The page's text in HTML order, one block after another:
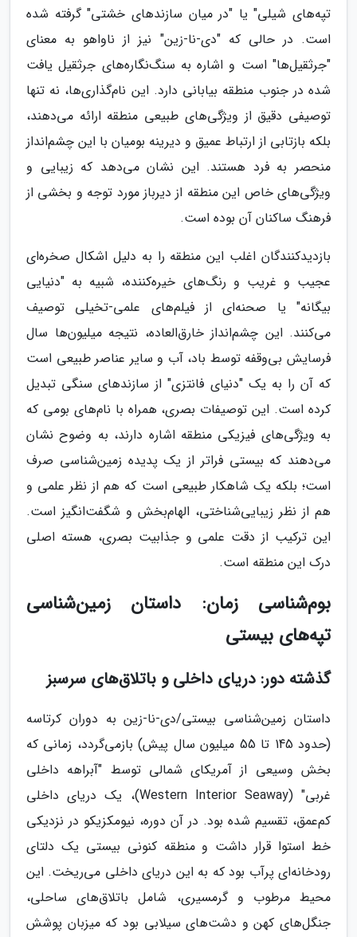
تپه‌های شیلی" یا "در میان سازندهای خشتی" گرفته شده
است. در حالی که "دی-نا-زین" نیز از ناواهو به معنای
"جرثقیل‌ها" است و اشاره به سنگ‌نگاره‌های جرثقیل یافت
شده در جنوب منطقه بیابانی دارد. این نام‌گذاری‌ها، نه تنها
توصیفی دقیق از ویژگی‌های طبیعی منطقه ارائه می‌دهند،
بلکه بازتابی از ارتباط عمیق و دیرینه بومیان با این چشم‌انداز
منحصر به فرد هستند. این نشان می‌دهد که زیبایی و
ویژگی‌های خاص این منطقه از دیرباز مورد توجه و بخشی از
فرهنگ ساکنان آن بوده است.
بازدیدکنندگان اغلب این منطقه را به دلیل اشکال صخره‌ای
عجیب و غریب و رنگ‌های خیره‌کننده، شبیه به "دنیایی
بیگانه" یا صحنه‌ای از فیلم‌های علمی-تخیلی توصیف
می‌کنند. این چشم‌انداز خارق‌العاده، نتیجه میلیون‌ها سال
فرسایش بی‌وقفه توسط باد، آب و سایر عناصر طبیعی است
که آن را به یک "دنیای فانتزی" از سازندهای سنگی تبدیل
کرده است. این توصیفات بصری، همراه با نام‌های بومی که
به ویژگی‌های فیزیکی منطقه اشاره دارند، به وضوح نشان
می‌دهند که بیستی فراتر از یک پدیده زمین‌شناسی صرف
است؛ بلکه یک شاهکار طبیعی است که هم از نظر علمی و
هم از نظر زیبایی‌شناختی، الهام‌بخش و شگفت‌انگیز است.
این ترکیب از دقت علمی و جذابیت بصری، هسته اصلی
درک این منطقه است.
بوم‌شناسی زمان: داستان زمین‌شناسی
تپه‌های بیستی
گذشته دور: دریای داخلی و باتلاق‌های سرسبز
داستان زمین‌شناسی بیستی/دی-نا-زین به دوران کرتاسه
(حدود 145 تا 55 میلیون سال پیش) بازمی‌گردد، زمانی که
بخش وسیعی از آمریکای شمالی توسط "آبراهه داخلی
غربی" (Western Interior Seaway)، یک دریای داخلی
کم‌عمق، تقسیم شده بود. در آن دوره، نیومکزیکو در نزدیکی
خط استوا قرار داشت و منطقه کنونی بیستی یک دلتای
رودخانه‌ای پرآب بود که به این دریای داخلی می‌ریخت. این
محیط مرطوب و گرمسیری، شامل باتلاق‌های ساحلی،
جنگل‌های کهن و دشت‌های سیلابی بود که میزبان پوشش